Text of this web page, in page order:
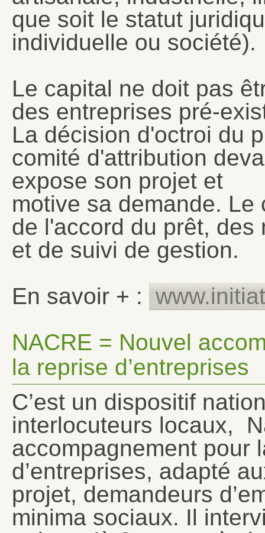
que soit le statut
individuelle ou société).
Le capital ne doit pas
des entreprises pré-
La décision d'octroi du
comité d'attribution
expose son projet et
motive sa demande.
de l'accord du prêt, des
et de suivi de gestion.
En savoir + :
NACRE = Nouvel
la reprise d’entreprises
C’est un dispositif
interlocuteurs locaux,
accompagnement pour
d’entreprises, adapté
projet, demandeurs
minima sociaux. Il